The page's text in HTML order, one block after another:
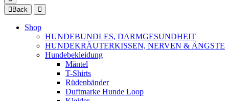
Back
Shop
HUNDEBUNDLES, DARMGESUNDHEIT
HUNDEKRÄUTERKISSEN, NERVEN & ÄNGSTE
Hundebekleidung
Mäntel
T-Shirts
Rüdenbänder
Duftmarke Hunde Loop